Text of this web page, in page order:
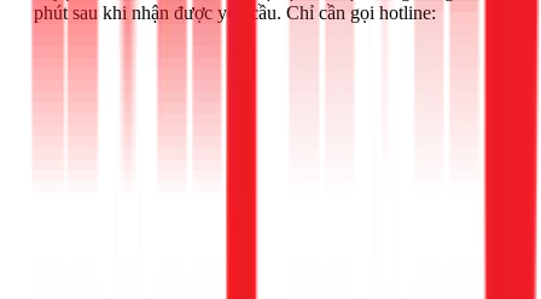
phút sau khi nhận được yêu cầu. Chỉ cần gọi hotline: